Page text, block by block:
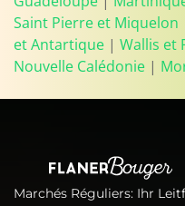
Saint Pierre et Miquelon
et Antartique | Wallis et
Nouvelle Calédonie |
Marchés Réguliers: Ihr